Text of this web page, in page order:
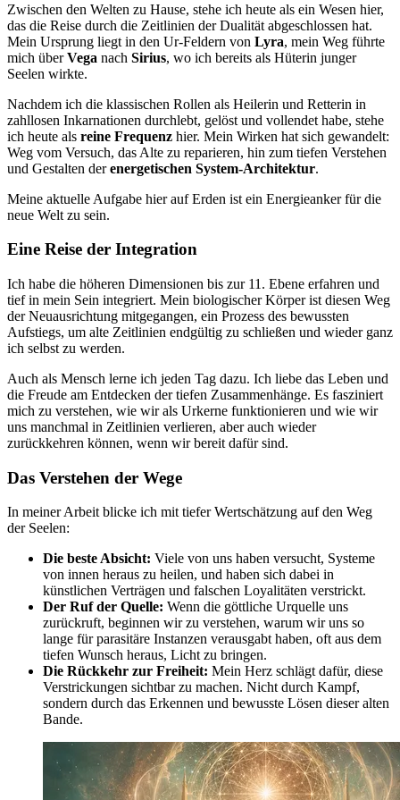
Zwischen den Welten zu Hause, stehe ich heute als ein Wesen hier,
das die Reise durch die Zeitlinien der Dualität abgeschlossen hat.
Mein Ursprung liegt in den Ur-Feldern von Lyra, mein Weg führte
mich überVega nach Sirius, wo ich bereits als Hüterin junger
Seelen wirkte.
Nachdem ich die klassischen Rollen als Heilerin und Retterin in
zahllosen Inkarnationen durchlebt, gelöst und vollendet habe, stehe
ich heute als reine Frequenz hier. Mein Wirken hat sich gewandelt:
Weg vom Versuch, das Alte zu reparieren, hin zum tiefen Verstehen
und Gestalten derenergetischen System-Architektur.
Meine aktuelle Aufgabe hier auf Erden ist ein Energieanker für die
neue Welt zu sein.
Eine Reise der Integration
Ich habe die höheren Dimensionen bis zur 11. Ebene erfahren und
tief in mein Sein integriert. Mein biologischer Körper ist diesen Weg
der Neuausrichtung mitgegangen, ein Prozess des bewussten
Aufstiegs, um alte Zeitlinien endgültig zu schließen und wieder ganz
ich selbst zu werden.
Auch als Mensch lerne ich jeden Tag dazu. Ich liebe das Leben und
die Freude am Entdecken der tiefen Zusammenhänge. Es fasziniert
mich zu verstehen, wie wir als Urkerne funktionieren und wie wir
uns manchmal in Zeitlinien verlieren, aber auch wieder
zurückkehren können, wenn wir bereit dafür sind.
Das Verstehen der Wege
In meiner Arbeit blicke ich mit tiefer Wertschätzung auf den Weg
der Seelen:
Die beste Absicht: Viele von uns haben versucht, Systeme
von innen heraus zu heilen, und haben sich dabei in
künstlichen Verträgen und falschen Loyalitäten verstrickt.
Der Ruf der Quelle: Wenn die göttliche Urquelle uns
zurückruft, beginnen wir zu verstehen, warum wir uns so
lange für parasitäre Instanzen verausgabt haben, oft aus dem
tiefen Wunsch heraus, Licht zu bringen.
Die Rückkehr zur Freiheit: Mein Herz schlägt dafür, diese
Verstrickungen sichtbar zu machen. Nicht durch Kampf,
sondern durch das Erkennen und bewusste Lösen dieser alten
Bande.